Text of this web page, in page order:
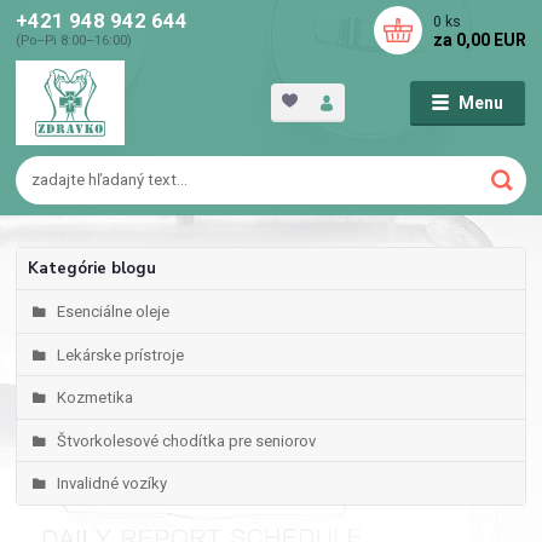
Menu
+421 948 942 644
(Po–Pi 8:00–16:00)
0 ks
za 0,00 EUR
Kategórie blogu
Esenciálne oleje
Lekárske prístroje
Kozmetika
Štvorkolesové chodítka pre seniorov
Invalidné vozíky